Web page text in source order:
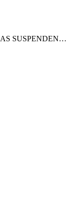
SUSPENDEN…